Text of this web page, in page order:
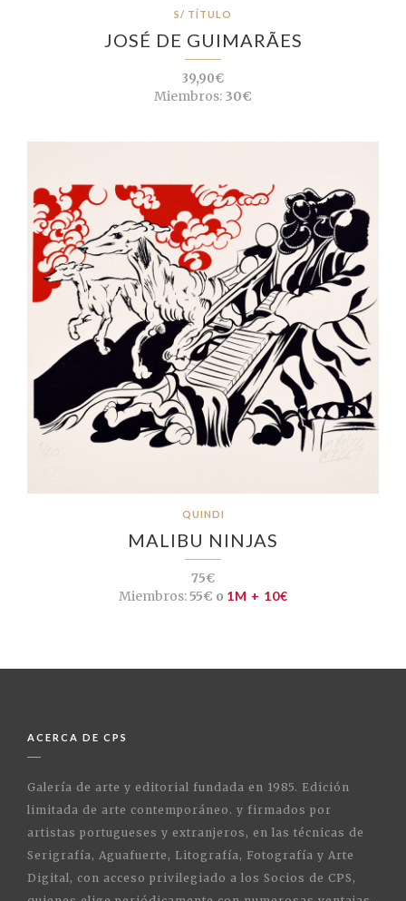
S/ TÍTULO
JOSÉ DE GUIMARÃES
39,90€
Miembros: 30€
QUINDI
MALIBU NINJAS
75€
Miembros:55€ o 1M + 10€
ACERCA DE CPS
Galería de arte y editorial fundada en 1985. Edición
limitada de arte contemporáneo. y firmados por
artistas portugueses y extranjeros, en las técnicas de
Serigrafía, Aguafuerte, Litografía, Fotografía y Arte
Digital, con acceso privilegiado a los Socios de CPS,